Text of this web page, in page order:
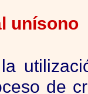
unísono
la
de